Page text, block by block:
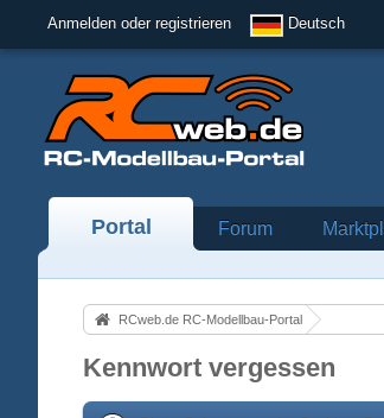
Anmelden oder registrieren Deutsch
Portal Forum
RCweb.de RC-Modellbau-Portal
Kennwort vergessen